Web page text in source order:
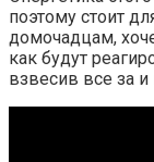
поэтому стоит
домочадцам,
как будут
взвесив все за